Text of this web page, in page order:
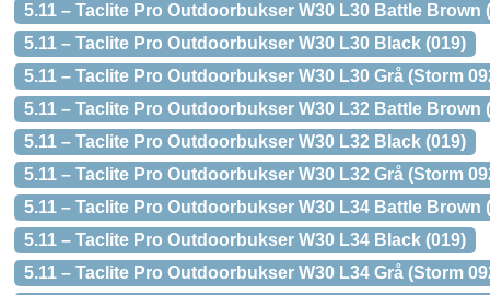
5.11 – Taclite Pro Outdoorbukser W30 L30 Battle Brown
5.11 – Taclite Pro Outdoorbukser W30 L30 Black (019)
5.11 – Taclite Pro Outdoorbukser W30 L30 Grå (Storm
5.11 – Taclite Pro Outdoorbukser W30 L32 Battle Brown
5.11 – Taclite Pro Outdoorbukser W30 L32 Black (019)
5.11 – Taclite Pro Outdoorbukser W30 L32 Grå (Storm
5.11 – Taclite Pro Outdoorbukser W30 L34 Battle Brown
5.11 – Taclite Pro Outdoorbukser W30 L34 Black (019)
5.11 – Taclite Pro Outdoorbukser W30 L34 Grå (Storm